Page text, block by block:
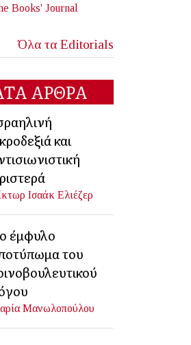
Books' Journal
Όλα τα Editorials
ΑΡΘΡΑ
και
Ισαάκ Ελιέζερ
έμφυλο
του
Μανωλοπούλου